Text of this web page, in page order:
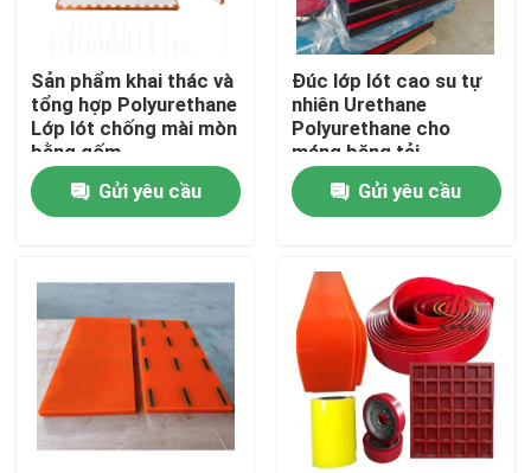
Nhà
Video
Về chúng tôi
Sản phẩm khai thác và
tổng hợp Polyurethane
Lớp lót chống mài mòn
bằng gốm
Polyurethane
Gửi yêu cầu
Đúc lớp lót cao su tự
nhiên Urethane
Polyurethane cho
máng băng tải
Gửi yêu cầu